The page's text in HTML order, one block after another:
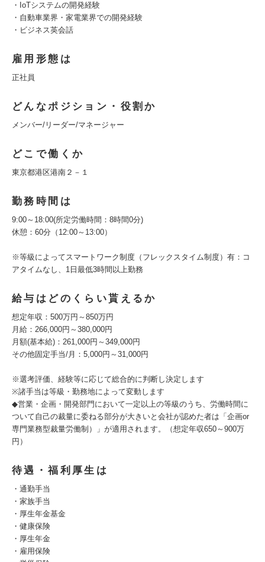
・IoTシステムの開発経験
・自動車業界・家電業界での開発経験
・ビジネス英会話
雇用形態は
正社員
どんなポジション・役割か
メンバー/リーダー/マネージャー
どこで働くか
東京都港区港南２－１
勤務時間は
9:00～18:00(所定労働時間：8時間0分)
休憩：60分（12:00～13:00）
※等級によってスマートワーク制度（フレックスタイム制度）有：コ
アタイムなし、1日最低3時間以上勤務
給与はどのくらい貰えるか
想定年収：500万円～850万円
月給：266,000円～380,000円
月額(基本給)：261,000円～349,000円
その他固定手当/月：5,000円～31,000円
※選考評価、経験等に応じて総合的に判断し決定します
※諸手当は等級・勤務地によって変動します
◆営業・企画・開発部門において一定以上の等級のうち、労働時間に
ついて自己の裁量に委ねる部分が大きいと会社が認めた者は「企画or
専門業務型裁量労働制）」が適用されます。（想定年収650～900万
円）
待遇・福利厚生は
・通勤手当
・家族手当
・厚生年金基金
・健康保険
・厚生年金
・雇用保険